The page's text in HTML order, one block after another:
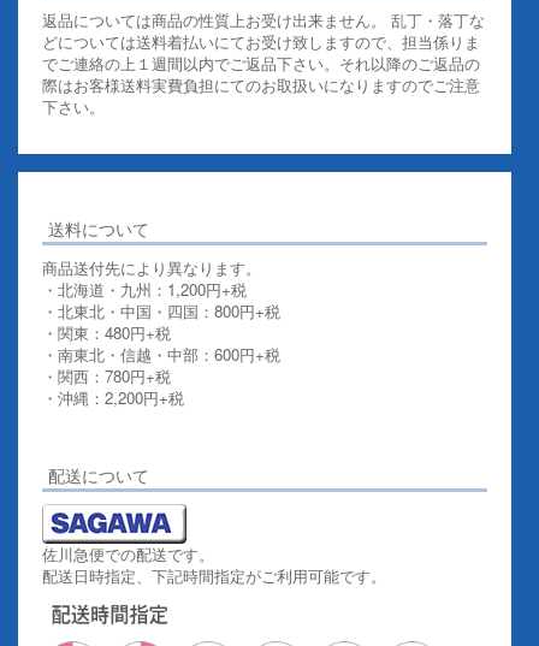
返品については商品の性質上お受け出来ません。 乱丁・落丁な
どについては送料着払いにてお受け致しますので、担当係りま
でご連絡の上１週間以内でご返品下さい。それ以降のご返品の
際はお客様送料実費負担にてのお取扱いになりますのでご注意
下さい。
送料について
商品送付先により異なります。
・北海道・九州：1,200円+税
・北東北・中国・四国：800円+税
・関東：480円+税
・南東北・信越・中部：600円+税
・関西：780円+税
・沖縄：2,200円+税
配送について
佐川急便での配送です。
配送日時指定、下記時間指定がご利用可能です。